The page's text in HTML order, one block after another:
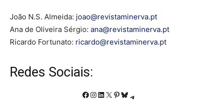
João N.S. Almeida: joao@revistaminerva.pt
Ana de Oliveira Sérgio: ana@revistaminerva.pt
Ricardo Fortunato: ricardo@revistaminerva.pt
Redes Sociais:
Facebook
Instagram
LinkedIn
X Pinterest
Bluesky
Telegram